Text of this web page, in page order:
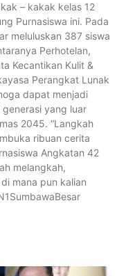
– kakak kelas 12
Purnasiswa ini. Pada
meluluskan 387 siswa
Perhotelan,
Kecantikan Kulit &
Perangkat Lunak
dapat menjadi
yang luar
2045. “Langkah
ribuan cerita
Angkatan 42
melangkah,
mana pun kalian